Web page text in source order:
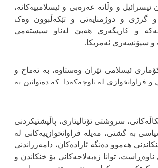
ئیسرائیل و وڵاتە عەرەبی و ئیسلامییەکانە،
و گرژی و دوژمنایەتی و تێکەڵبوون وەک
و کاریگەری هەبێ لەناو سیستەمی
و سپۆنسەری ئەمریکا.
ئیسلامی ئێران وەستاوە، بە تەماح و
فراوانخوازی لە ناوچەکەدا، کە دەتوانین بە
سروشتی تۆتالیتاری، پاڵپشتیکردنی
بە گشتی، مەیلە فراوانخوازییەکانی لە
هەموو دەنگە ئازادەکان، دامەزراندنی
توانا زەبەلاحەکانی بۆ خنکاندن و